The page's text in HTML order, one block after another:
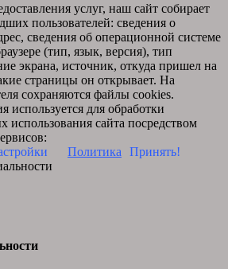
услуг, наш сайт собирает
пользователей: сведения о
сведения об операционной системе
(тип, язык, версия), тип
экрана, источник, откуда пришел на
страницы он открывает. На
сохраняются файлы cookies.
используется для обработки
использования сайта посредством
Политика
Принять!